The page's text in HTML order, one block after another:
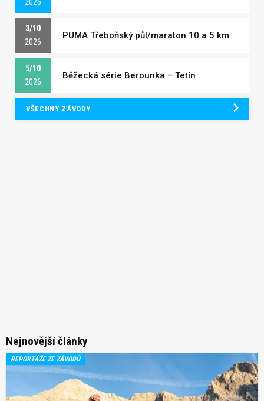
2026
3/10
2026
PUMA Třeboňský půl/maraton 10 a 5 km
5/10
2026
Běžecká série Berounka – Tetín
VŠECHNY ZÁVODY
Nejnovější články
REPORTÁŽE ZE ZÁVODŮ